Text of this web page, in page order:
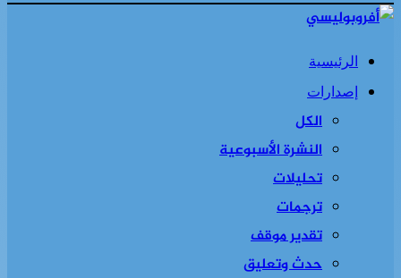
الرئيسية
إصدارات
الكل
النشرة الأسبوعية
تحليلات
ترجمات
تقدير موقف
حدث وتعليق